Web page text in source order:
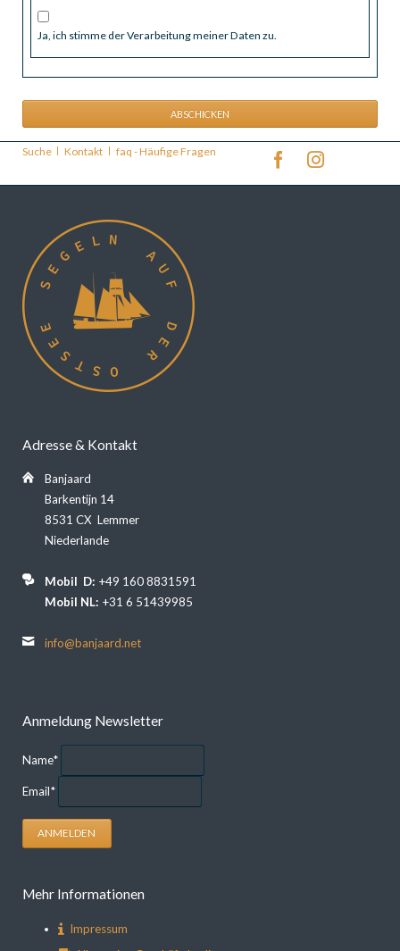
Ja, ich stimme der Verarbeitung meiner Daten zu.
ABSCHICKEN
Navigation
Suche Kontakt faq - Häufige Fragen
Adresse & Kontakt
Banjaard
Barkentijn 14
8531 CX Lemmer
Niederlande
Mobil D: +49 160 8831591
Mobil NL: +31 6 51439985
info@banjaard.net
Anmeldung Newsletter
Pflichtfeld
Name*
Pflichtfeld
Email*
ANMELDEN
Mehr Informationen
Impressum